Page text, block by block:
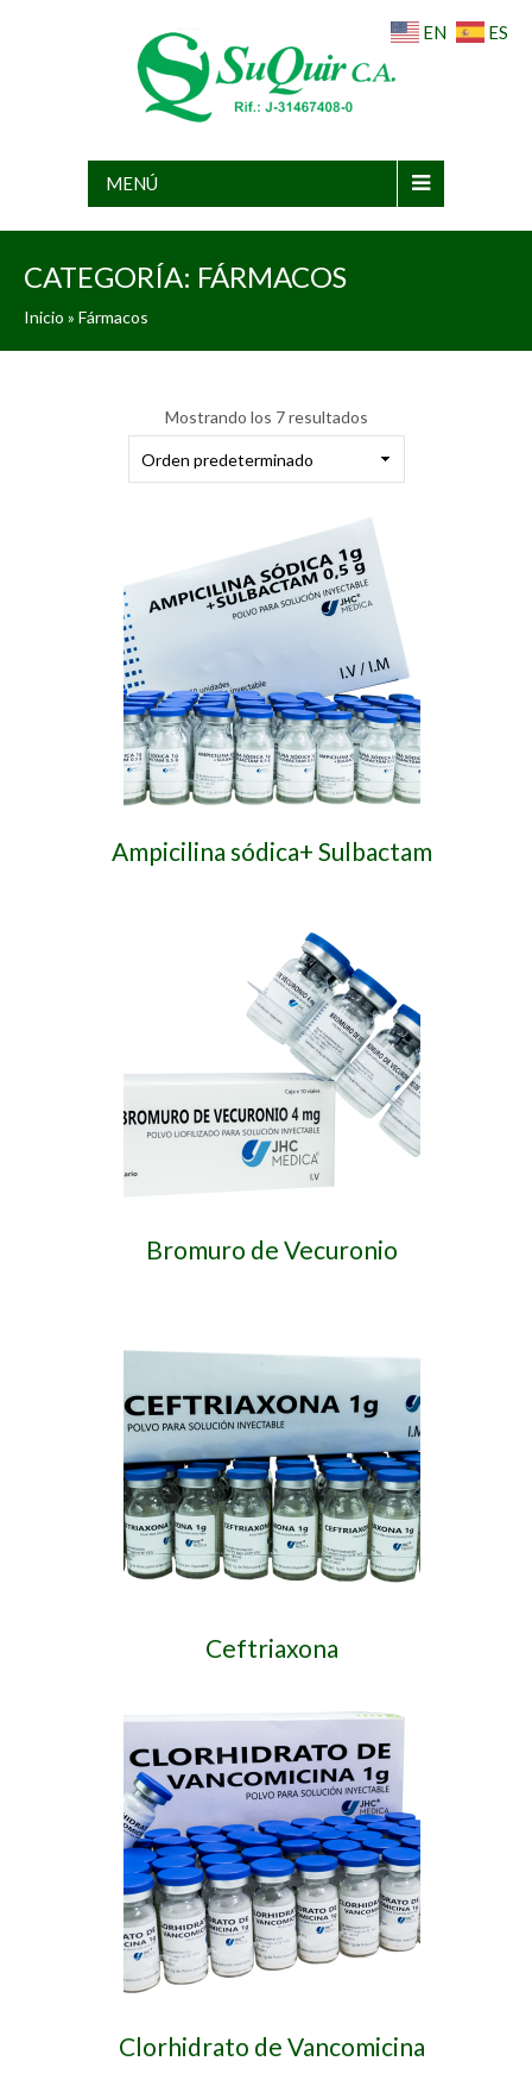
MENÚ
CATEGORÍA: FÁRMACOS
Inicio » Fármacos
Mostrando los 7 resultados
Ampicilina sódica+ Sulbactam
Bromuro de Vecuronio
Ceftriaxona
Clorhidrato de Vancomicina
EN ES